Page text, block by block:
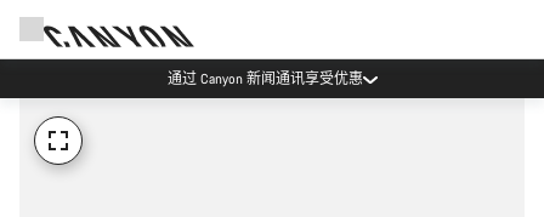
通过 Canyon 新闻通讯享受优惠